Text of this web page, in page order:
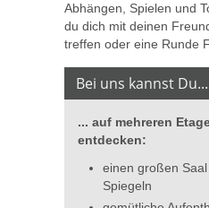
Abhängen, Spielen und
du dich mit deinen
treffen oder eine Runde
Bei uns kannst Du...
... auf mehreren
entdecken:
einen großen
Spiegeln